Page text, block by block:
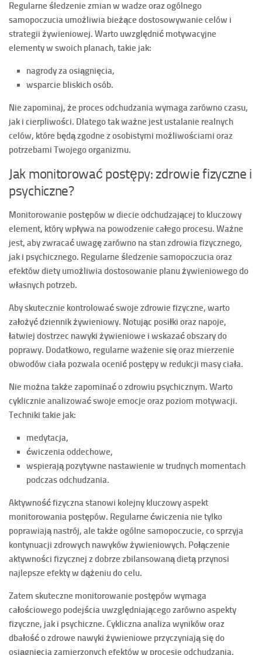
Regularne śledzenie zmian w wadze oraz ogólnego
samopoczucia umożliwia bieżące dostosowywanie celów i
strategii żywieniowej. Warto uwzględnić motywacyjne
elementy w swoich planach, takie jak:
nagrody za osiągnięcia,
wsparcie bliskich osób.
Nie zapominaj, że proces odchudzania wymaga zarówno czasu,
jak i cierpliwości. Dlatego tak ważne jest ustalanie realnych
celów, które będą zgodne z osobistymi możliwościami oraz
potrzebami Twojego organizmu.
Jak monitorować postępy: zdrowie fizyczne i
psychiczne?
Monitorowanie postępów w diecie odchudzającej to kluczowy
element, który wpływa na powodzenie całego procesu. Ważne
jest, aby zwracać uwagę zarówno nastan zdrowia fizycznego,
jak i psychicznego. Regularne śledzenie samopoczucia oraz
efektów diety umożliwia dostosowanie planu żywieniowego do
własnych potrzeb.
Aby skutecznie kontrolować swoje zdrowie fizyczne, warto
założyćdziennik żywieniowy. Notując posiłki oraz napoje,
łatwiej dostrzec nawyki żywieniowe i wskazać obszary do
poprawy. Dodatkowo, regularne ważenie się oraz mierzenie
obwodów ciała pozwala ocenić postępy w redukcji masy ciała.
Nie można także zapominać o zdrowiu psychicznym. Warto
cyklicznie analizować swoje emocje oraz poziom motywacji.
Techniki takie jak:
medytacja,
ćwiczenia oddechowe,
wspierają pozytywne nastawienie w trudnych momentach
podczas odchudzania.
Aktywność fizycznastanowi kolejny kluczowy aspekt
monitorowania postępów. Regularne ćwiczenia nie tylko
poprawiają nastrój, ale także ogólne samopoczucie, co sprzyja
kontynuacji zdrowych nawyków żywieniowych. Połączenie
aktywności fizycznej z dobrze zbilansowaną dietą przynosi
najlepsze efekty w dążeniu do celu.
Zatem skuteczne monitorowanie postępów wymaga
całościowego podejścia uwzględniającego zarówno aspekty
fizyczne, jak i psychiczne. Cykliczna analiza wyników oraz
dbałość o zdrowe nawyki żywieniowe przyczyniają się do
osiągnięcia zamierzonych efektów w procesie odchudzania.